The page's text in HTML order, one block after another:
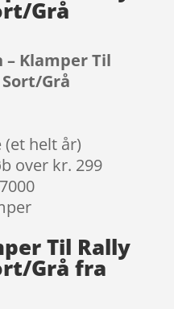
Grå
– Klamper Til
Sort/Grå
(et helt år)
over kr. 299
Til Rally
Grå fra